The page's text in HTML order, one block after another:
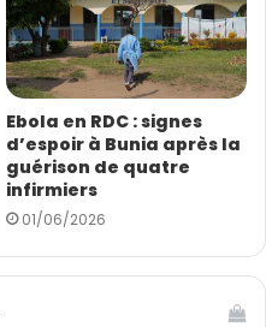
Ebola en RDC : signes
d’espoir à Bunia après la
guérison de quatre
infirmiers
01/06/2026